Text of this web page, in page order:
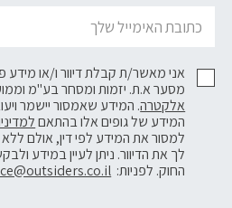
אני מאשר/ת קבלת דיוור ו/או מידע
מסער א.ת. יזמות ומסחר בע"מ
אלקטרה. המידע שאמסור יישמר
המידע של גופים אלו בהתאם
למסור את המידע לפי דין, אולם
לך את הדיוור. ניתן לעיין במידע
החוק. לפניות: